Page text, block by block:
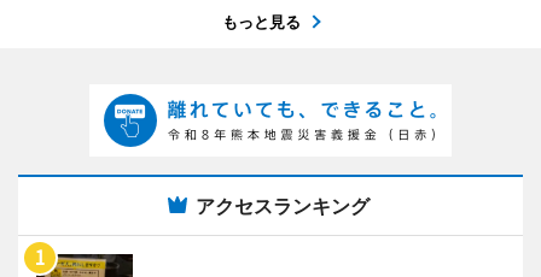
もっと見る
アクセスランキング